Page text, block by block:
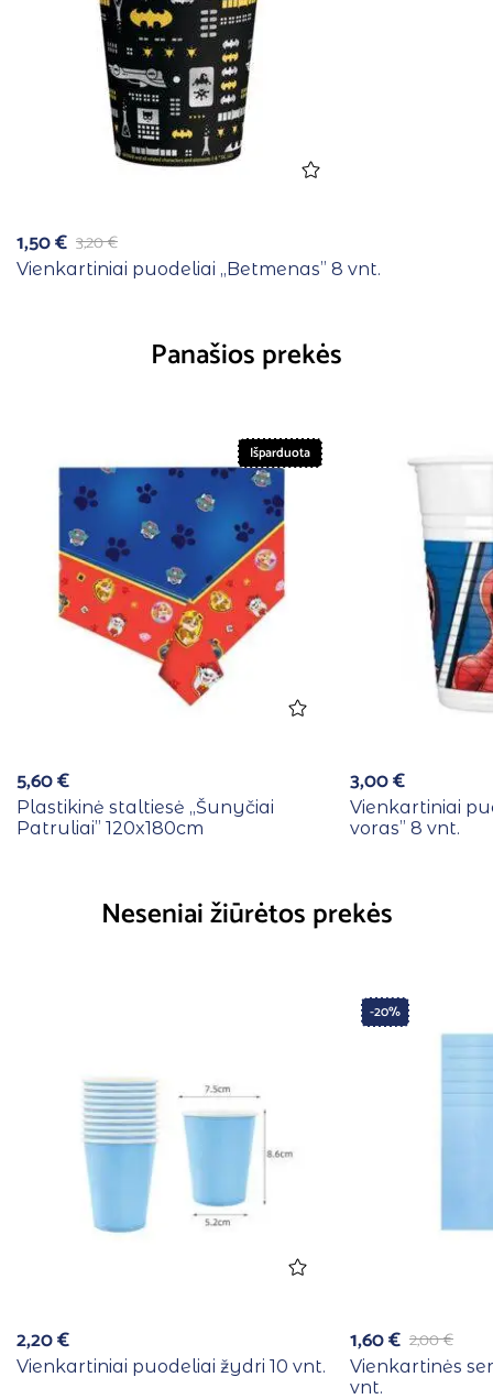
3,20€
1,50€
Vienkartiniai puodeliai ,,Betmenas” 8 vnt.
Panašios prekės
Išparduota
5,60€
Plastikinė staltiesė ,,Šunyčiai
Patruliai” 120x180cm
3,00€
Vienkartiniai
voras” 8 vnt.
Neseniai žiūrėtos prekės
2,20€
Vienkartiniai puodeliai žydri 10 vnt.
-20%
2,00€
1,60€
Vienkartinės
vnt.